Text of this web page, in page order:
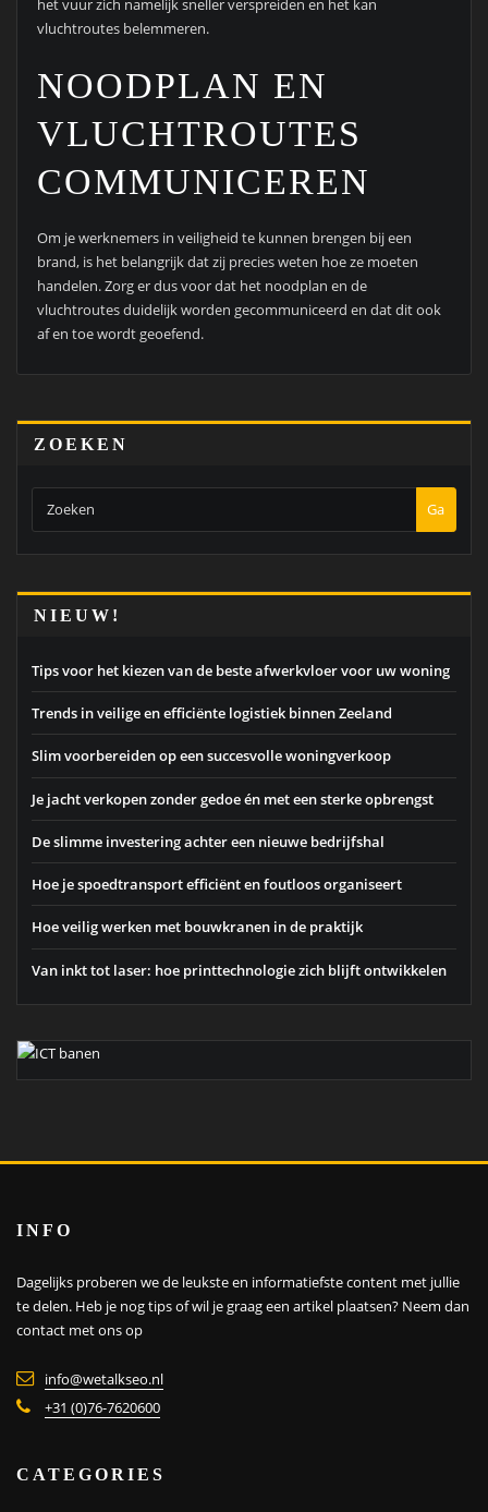
het vuur zich namelijk sneller verspreiden en het kan
vluchtroutes belemmeren.
NOODPLAN EN
VLUCHTROUTES
COMMUNICEREN
Om je werknemers in veiligheid te kunnen brengen bij een
brand, is het belangrijk dat zij precies weten hoe ze moeten
handelen. Zorg er dus voor dat het noodplan en de
vluchtroutes duidelijk worden gecommuniceerd en dat dit ook
af en toe wordt geoefend.
ZOEKEN
Ga
NIEUW!
Tips voor het kiezen van de beste afwerkvloer voor uw woning
Trends in veilige en efficiënte logistiek binnen Zeeland
Slim voorbereiden op een succesvolle woningverkoop
Je jacht verkopen zonder gedoe én met een sterke opbrengst
De slimme investering achter een nieuwe bedrijfshal
Hoe je spoedtransport efficiënt en foutloos organiseert
Hoe veilig werken met bouwkranen in de praktijk
Van inkt tot laser: hoe printtechnologie zich blijft ontwikkelen
INFO
Dagelijks proberen we de leukste en informatiefste content met jullie
te delen. Heb je nog tips of wil je graag een artikel plaatsen? Neem dan
contact met ons op
info@wetalkseo.nl
+31 (0)76-7620600
CATEGORIES